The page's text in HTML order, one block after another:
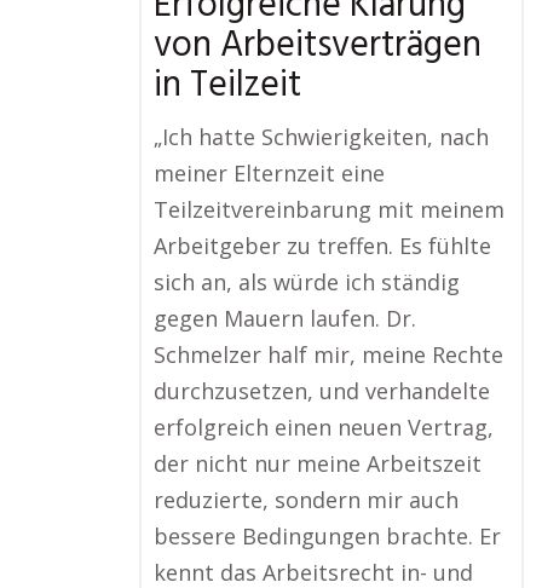
von Arbeitsverträgen
in Teilzeit
„Ich hatte Schwierigkeiten, nach
meiner Elternzeit eine
Teilzeitvereinbarung mit meinem
Arbeitgeber zu treffen. Es fühlte
sich an, als würde ich ständig
gegen Mauern laufen. Dr.
Schmelzer half mir, meine Rechte
durchzusetzen, und verhandelte
erfolgreich einen neuen Vertrag,
der nicht nur meine Arbeitszeit
reduzierte, sondern mir auch
bessere Bedingungen brachte. Er
kennt das Arbeitsrecht in- und